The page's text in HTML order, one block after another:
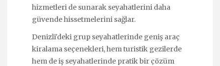
hizmetleri de sunarak seyahatlerini daha
güvende hissetmelerini sağlar.
Denizli'deki grup seyahatlerinde geniş araç
kiralama seçenekleri, hem turistik gezilerde
hem de iş seyahatlerinde pratik bir çözüm